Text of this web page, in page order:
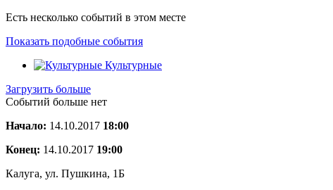
Есть несколько событий в этом месте
Показать подобные события
Культурные
Загрузить больше
Событий больше нет
Начало: 14.10.2017 18:00
Конец: 14.10.2017 19:00
Калуга, ул. Пушкина, 1Б